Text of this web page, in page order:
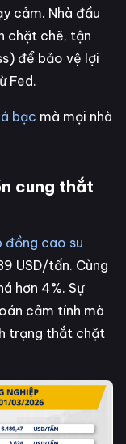
cảm. Nhà đầu
chặt chẽ, tận
để bảo vệ lợi
Fed.
bạc mà mọi nhà
cung thắt
đồng cao su
USD/tấn. Cùng
hơn 4%. Sự
cảm tính mà
trạng thắt chặt